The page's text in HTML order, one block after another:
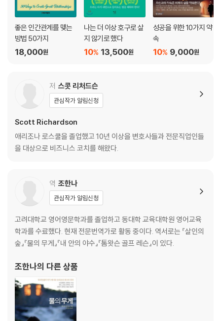
11. 성과에 점수를 매길수록 더 의욕적으로 일하게 된다
12. 근본적인 것들을 놓쳐서는 안 된다
13. 행동가는 성공한 사람들만이 아는 진정한 기쁨을 안다
15. 악몽은 오직 자신의 머릿속에서만 존재한다
17. 사람들은 훈장을 위해 목숨까지 바칠 수 있다
18. 거절하는 법을 배워야 한다
19. 고객을 가장 절친한 친구로 여겨야 한다
20. 가장 활력과 재치가 넘치는 상태에서 처리해야 한다
3장 열정 없이 이루어진 것은 아무것도 없다
3. 리더십은 다른 사람의 마음을 헤아리는 인간 행동이다
4. 미완성된 일들이 의미하는 것은 에너지 유출이다
6. 참여의 본질은 멋진 경험을 하려는 개인적 헌신이다
7. 위대한 삶의 두 가지 원칙은 집중과 이완뿐이다
8. 너무 일찍 종료 스위치를 눌러서는 안 된다
10. 모든 에너지를 한 곳에 쏟아 집중해야 한다
11. 세상의 발달은 항상 더 큰 능력을 요구한다
12. 직접 행동으로 보여주어야 한다
13. 카메라처럼 부드럽게 초점을 맞추어야 한다
좋은 인간관계를 맺는
방법 50가지
18,000원
나는 더 이상 호구로 살
지 않기로 했다
13,500원
10%
성공을 위한 10가지 약
속
9,000원
10%
저 스콧 리처드슨
관심작가 알림신청
Scott Richardson
애리조나 로스쿨을 졸업했고 10년 이상을 변호사들과 전문직업인들
을 대상으로 비즈니스 코치를 해왔다.
역 조한나
관심작가 알림신청
고려대학교 영어영문학과를 졸업하고 동대학 교육대학원 영어교육
학과를 수료했다. 현재 전문번역가로 활동 중이다. 역서로는 『살인의
숲』『물의 무게』『내 안의 야수』『톰왓슨 골프 레슨』이 있다.
조한나의 다른 상품